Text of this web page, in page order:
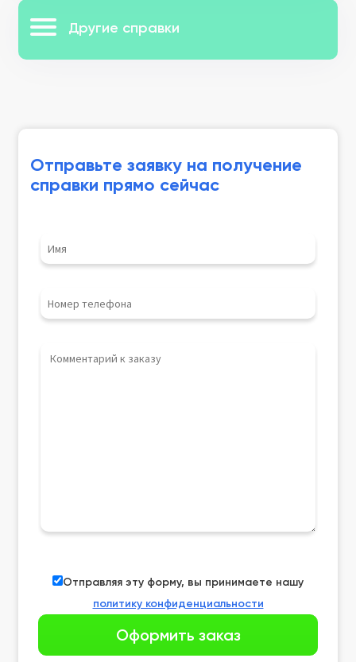
Другие справки
Отправьте заявку на получение
справки прямо сейчас
Отправляя эту форму, вы принимаете нашу
политику конфиденциальности